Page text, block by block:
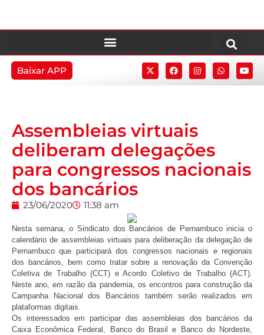
Baixar APP
Assembleias virtuais
deliberam delegações
para congressos nacionais
dos bancários
23/06/2020 11:38 am
Nesta semana, o Sindicato dos Bancários de Pernambuco inicia o
calendário de assembleias virtuais para deliberação da delegação de
Pernambuco que participará dos congressos nacionais e regionais
dos bancários, bem como tratar sobre a renovação da Convenção
Coletiva de Trabalho (CCT) e Acordo Coletivo de Trabalho (ACT).
Neste ano, em razão da pandemia, os encontros para construção da
Campanha Nacional dos Bancários também serão realizados em
plataformas digitais.
Os interessados em participar das assembleias dos bancários da
Caixa Econômica Federal, Banco do Brasil e Banco do Nordeste,